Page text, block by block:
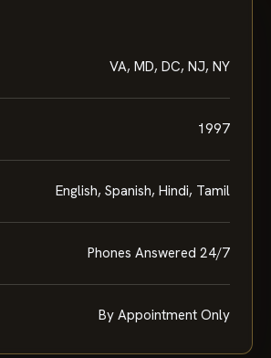
VA, MD, DC, NJ, NY
1997
English, Spanish, Hindi, Tamil
Phones Answered 24/7
By Appointment Only